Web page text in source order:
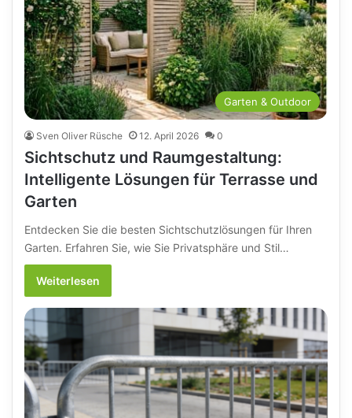
Garten & Outdoor
Sven Oliver Rüsche 12. April 2026 0
Sichtschutz und Raumgestaltung:
Intelligente Lösungen für Terrasse und
Garten
Entdecken Sie die besten Sichtschutzlösungen für Ihren
Garten. Erfahren Sie, wie Sie Privatsphäre und Stil…
Weiterlesen